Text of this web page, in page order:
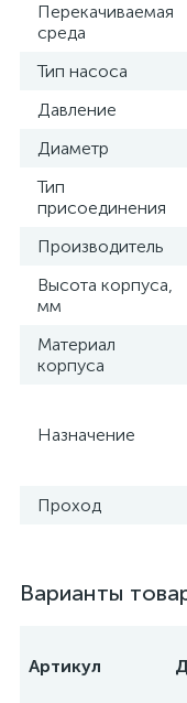
Перекачиваемая
среда
Тип насоса
Давление
Диаметр
Тип
присоединения
Производитель
Высота корпуса,
мм
Материал
корпуса
Назначение
Проход
Варианты
Артикул